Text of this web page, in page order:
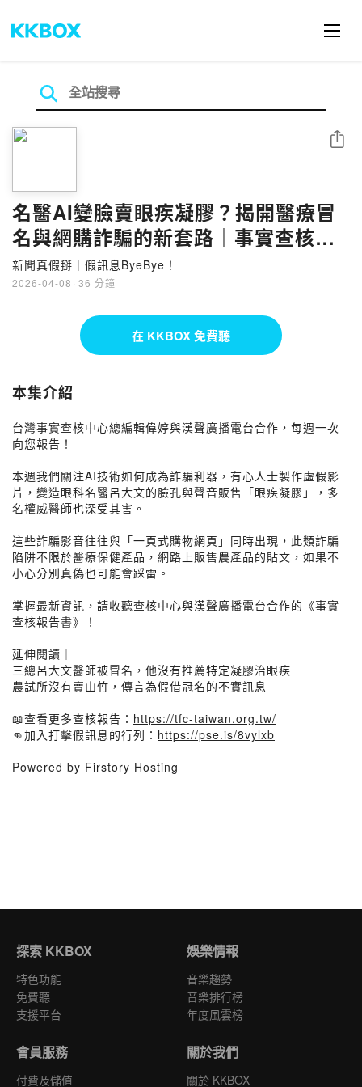
名醫AI變臉賣眼疾凝膠？揭開醫療冒
名與網購詐騙的新套路｜事實查核報
告書
新聞真假掰｜假訊息ByeBye！
2026-04-08 · 36 分鐘
分享
在 KKBOX 免費聽
本集介紹
台灣事實查核中心總編輯偉婷與漢聲廣播電台合作，每週一次
向您報告！
本週我們關注AI技術如何成為詐騙利器，有心人士製作虛假影
片，變造眼科名醫呂大文的臉孔與聲音販售「眼疾凝膠」，多
名權威醫師也深受其害。
這些詐騙影音往往與「一頁式購物網頁」同時出現，此類詐騙
陷阱不限於醫療保健產品，網路上販售農產品的貼文，如果不
小心分別真偽也可能會踩雷。
掌握最新資訊，請收聽查核中心與漢聲廣播電台合作的《事實
查核報告書》！
延伸閱讀｜
三總呂大文醫師被冒名，他沒有推薦特定凝膠治眼疾
農試所沒有賣山竹，傳言為假借冠名的不實訊息
📖查看更多查核報告： https://tfc-taiwan.org.tw/
👊加入打擊假訊息的行列： https://pse.is/8vylxb
Powered by Firstory Hosting
探索 KKBOX
特色功能
免費聽
支援平台
娛樂情報
音樂趨勢
音樂排行榜
年度風雲榜
會員服務
付費及儲值
關於我們
關於 KKBOX